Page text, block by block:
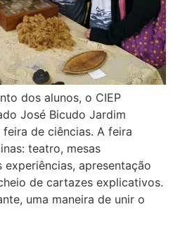
dos alunos, o CIEP
José Bicudo Jardim
de ciências. A feira
teatro, mesas
apresentação
de cartazes explicativos.
uma maneira de unir o